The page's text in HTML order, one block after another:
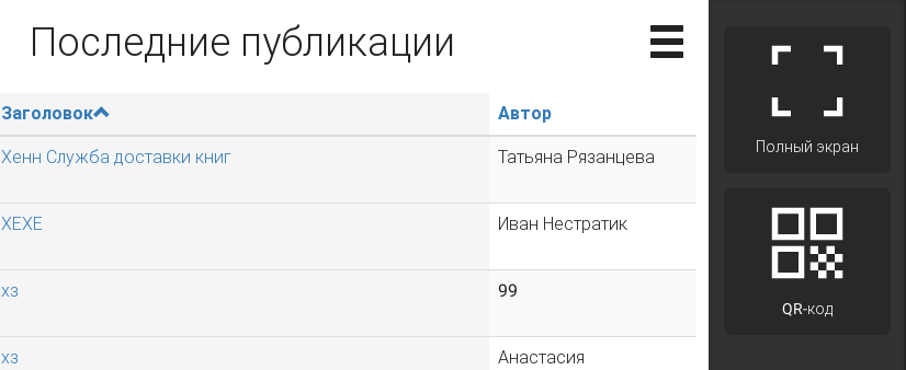
Последние публикации
Заголовок Автор
Хенн Служба доставки книг Татьяна Рязанцева
ХЕХЕ Иван Нестратик
хз 99
хз
Анастасия
Полный экран
QR-код